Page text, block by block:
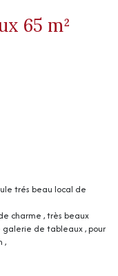
Murs commerciaux 65 m²
trés beau local de
état .
très beaux
de tableaux , pour
de décoration ,
de luxe.